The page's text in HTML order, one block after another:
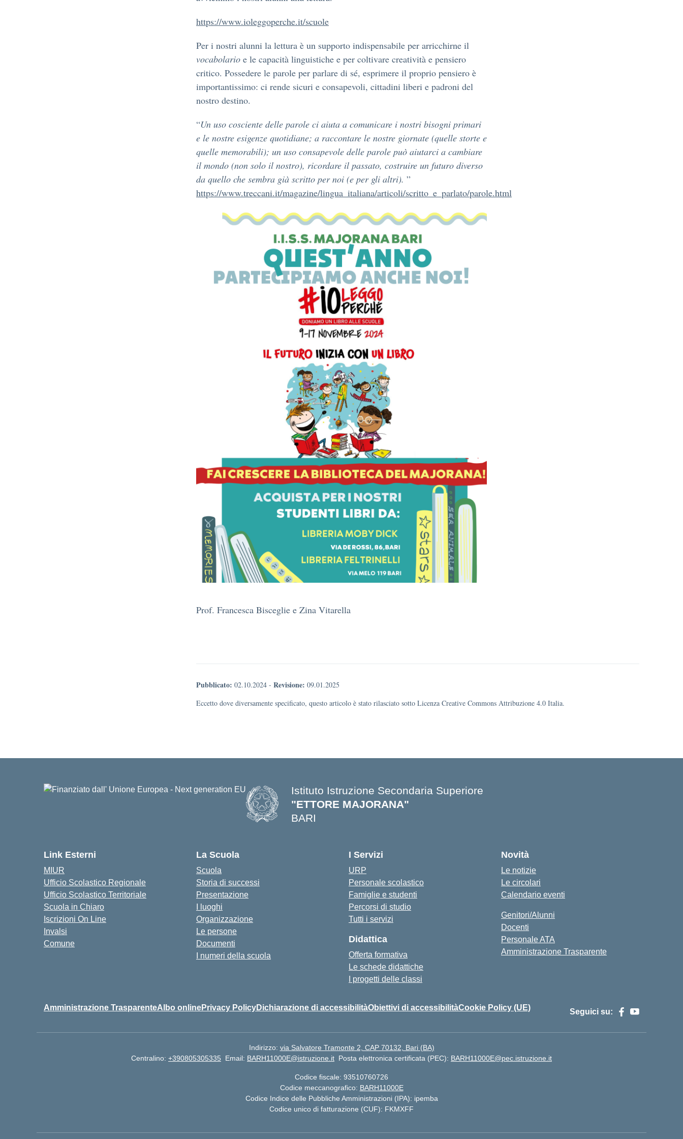
https://www.ioleggoperche.it/scuole
Per i nostri alunni la lettura è un supporto indispensabile per arricchirne il
vocabolario e le capacità linguistiche e per coltivare creatività e pensiero
critico. Possedere le parole per parlare di sé, esprimere il proprio pensiero è
importantissimo: ci rende sicuri e consapevoli, cittadini liberi e padroni del
nostro destino.
“Un uso cosciente delle parole ci aiuta a comunicare i nostri bisogni primari
e le nostre esigenze quotidiane; a raccontare le nostre giornate (quelle storte e
quelle memorabili); un uso consapevole delle parole può aiutarci a cambiare
il mondo (non solo il nostro), ricordare il passato, costruire un futuro diverso
da quello che sembra già scritto per noi (e per gli altri). ”
https://www.treccani.it/magazine/lingua_italiana/articoli/scritto_e_parlato/parole.html
Prof. Francesca Bisceglie e Zina Vitarella
Pubblicato: 02.10.2024 - Revisione: 09.01.2025
Eccetto dove diversamente specificato, questo articolo è stato rilasciato sotto Licenza Creative Commons Attribuzione 4.0 Italia.
Istituto Istruzione Secondaria Superiore
"ETTORE MAJORANA"
BARI
Link Esterni
MIUR
Ufficio Scolastico Regionale
Ufficio Scolastico Territoriale
Scuola in Chiaro
Iscrizioni On Line
Invalsi
Comune
La Scuola
Scuola
Storia di successi
Presentazione
I luoghi
Organizzazione
Le persone
Documenti
I numeri della scuola
I Servizi
URP
Personale scolastico
Famiglie e studenti
Percorsi di studio
Tutti i servizi
Didattica
Offerta formativa
Le schede didattiche
I progetti delle classi
Novità
Le notizie
Le circolari
Calendario eventi
Genitori/Alunni
Docenti
Personale ATA
Amministrazione Trasparente
Amministrazione TrasparenteAlbo onlinePrivacy PolicyDichiarazione di accessibilitàObiettivi di accessibilitàCookie Policy (UE) Seguici su:
Indirizzo: via Salvatore Tramonte 2, CAP 70132, Bari (BA)
Centralino: +390805305335 Email: BARH11000E@istruzione.it Posta elettronica certificata (PEC): BARH11000E@pec.istruzione.it
Codice fiscale: 93510760726
Codice meccanografico: BARH11000E
Codice Indice delle Pubbliche Amministrazioni (IPA): ipemba
Codice unico di fatturazione (CUF): FKMXFF